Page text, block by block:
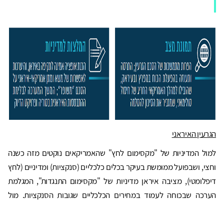
הגרעין האיראני
למול המדיניות של "מקסימום לחץ" שהאמריקאים נוקטים מזה כשנה
וחצי, ושבפועל ממומשת בעיקר בכלים כלכליים (סנקציות) ומדיניים (לחץ
דיפלומטי), מציבה איראן מדיניות של "מקסימום התנגדות", המגלמת
הערכה שבכוחה לעמוד במחירים הכלכליים שגובות הסנקציות. מול